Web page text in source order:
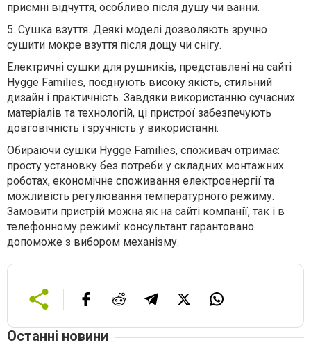
приємні відчуття, особливо після душу чи ванни.
5. Сушка взуття. Деякі моделі дозволяють зручно
сушити мокре взуття після дощу чи снігу.
Електричні сушки для рушників, представлені на сайті
Hygge Families, поєднують високу якість, стильний
дизайн і практичність. Завдяки використанню сучасних
матеріалів та технологій, ці пристрої забезпечують
довговічність і зручність у використанні.
Обираючи сушки Hygge Families, споживач отримає:
просту установку без потреби у складних монтажних
роботах, економічне споживання електроенергії та
можливість регулювання температурного режиму.
Замовити пристрій можна як на сайті компанії, так і в
телефонному режимі: консультант гарантовано
допоможе з вибором механізму.
Останні новини